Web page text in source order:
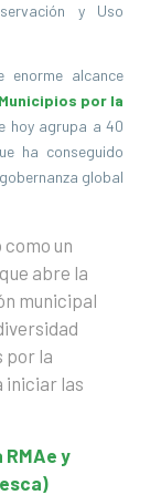
y Uso
alcance
por la
hoy agrupa a 40
ha conseguido
global
un
abre la
municipal
por la
iniciar las
y